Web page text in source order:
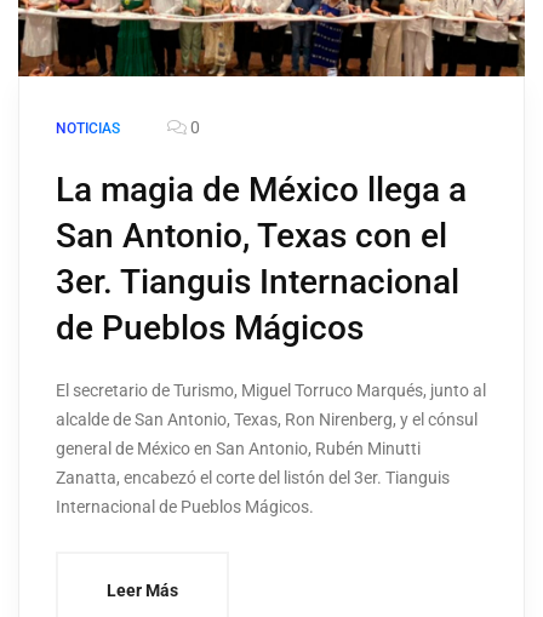
NOTICIAS 0
La magia de México llega a
San Antonio, Texas con el
3er. Tianguis Internacional
de Pueblos Mágicos
El secretario de Turismo, Miguel Torruco Marqués, junto al
alcalde de San Antonio, Texas, Ron Nirenberg, y el cónsul
general de México en San Antonio, Rubén Minutti
Zanatta, encabezó el corte del listón del 3er. Tianguis
Internacional de Pueblos Mágicos.
Leer Más